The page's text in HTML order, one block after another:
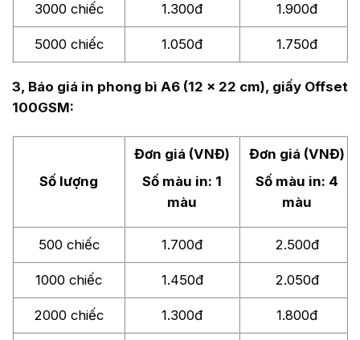
3000 chiếc 1.300đ 1.900đ
5000 chiếc 1.050đ 1.750đ
3, Báo giá in phong bì A6 (12 x 22 cm), giấy Offset
100GSM:
Số lượng
Đơn giá (VNĐ)
Số màu in: 1
màu
Đơn giá (VNĐ)
Số màu in: 4
màu
500 chiếc 1.700đ 2.500đ
1000 chiếc 1.450đ 2.050đ
2000 chiếc 1.300đ 1.800đ